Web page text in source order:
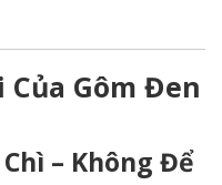
Gôm Đen
– Không Để